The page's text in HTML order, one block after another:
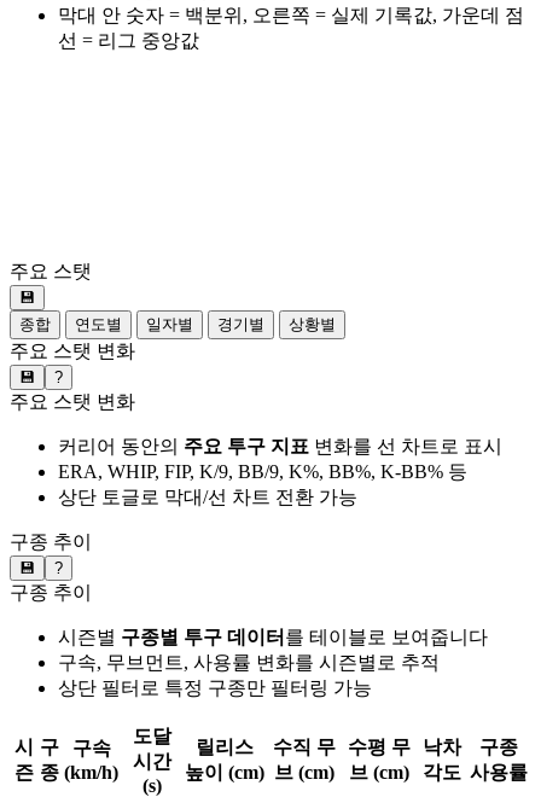
막대 안 숫자 = 백분위, 오른쪽 = 실제 기록값, 가운데 점
선 = 리그 중앙값
주요 스탯
💾
종합
연도별 일자별 경기별 상황별
주요 스탯 변화
💾 ?
주요 스탯 변화
커리어 동안의 주요 투구 지표 변화를 선 차트로 표시
ERA, WHIP, FIP, K/9, BB/9, K%, BB%, K-BB% 등
상단 토글로 막대/선 차트 전환 가능
구종 추이
💾 ?
구종 추이
시즌별 구종별 투구 데이터 를 테이블로 보여줍니다
구속, 무브먼트, 사용률 변화를 시즌별로 추적
상단 필터로 특정 구종만 필터링 가능
시
즌
구
종
구속
(km/h)
도달
시간
(s)
릴리스
높이 (cm)
수직 무
브 (cm)
수평 무
브 (cm)
낙차
각도
구종
사용률